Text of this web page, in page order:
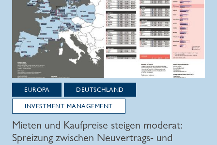
EUROPA
DEUTSCHLAND
INVESTMENT MANAGEMENT
Mieten und Kaufpreise steigen moderat:
Spreizung zwischen Neuvertrags- und